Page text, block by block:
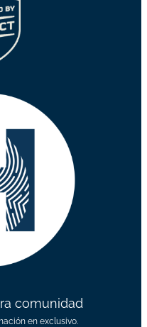
comunidad
en exclusivo.